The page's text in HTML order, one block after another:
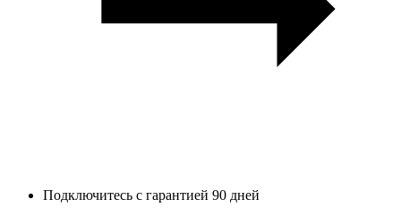
Подключитесь с гарантией 90 дней